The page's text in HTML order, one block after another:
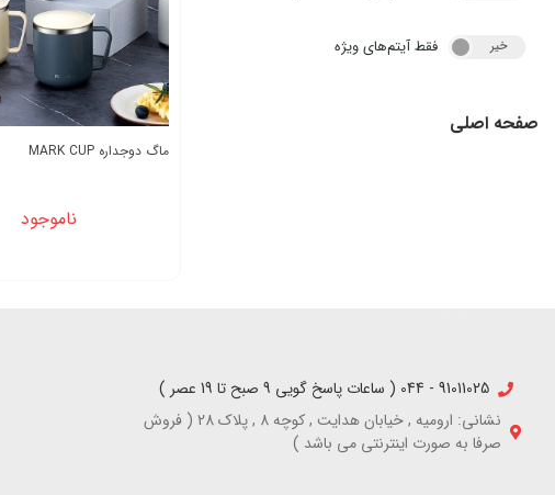
بله خیر فقط آیتم‌های ویژه
صفحه اصلی
ماگ دوجداره MARK CUP
ناموجود
91011025 - 044 ( ساعات پاسخ گویی 9 صبح تا 19 عصر )
نشانی: ارومیه , خیابان هدایت , کوچه 8 , پلاک 28 ( فروش
صرفا به صورت اینترنتی می باشد )